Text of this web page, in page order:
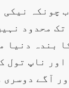
چونکہ نیکی
تک محدود
بندہ دنیا
ناپ تول
آگے دوسری